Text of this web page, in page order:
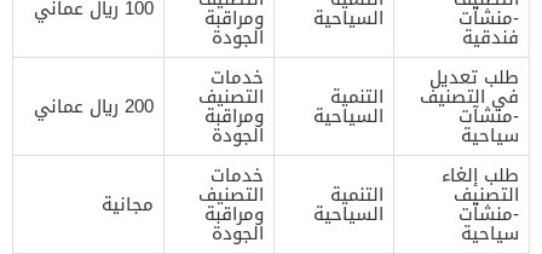
-منشآت
فندقية
السياحية ومراقبة
الجودة
100 ريال عماني
طلب تعديل
في التصنيف
-منشآت
سياحية
التنمية
السياحية
خدمات
التصنيف
ومراقبة
الجودة
200 ريال عماني
طلب إلغاء
التصنيف
-منشآت
سياحية
التنمية
السياحية
خدمات
التصنيف
ومراقبة
الجودة
مجانية